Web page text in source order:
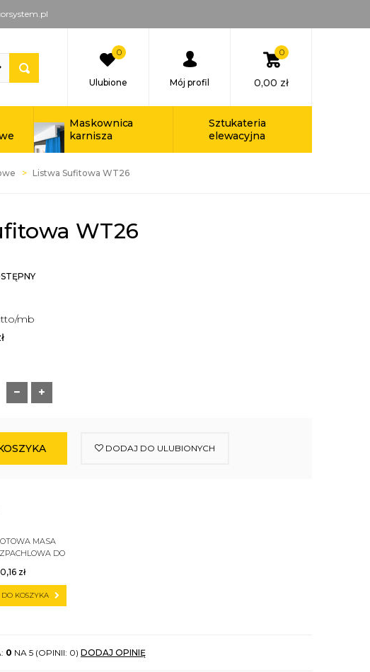
0
Ulubione Mój profil
0
0,00 zł
Maskownica
karnisza
Sztukateria
elewacyjna
Listwa Sufitowa WT26
WT26
mb
DODAJ DO ULUBIONYCH
MASA
DO
zł
DO KOSZYKA
0 NA 5 (OPINII: 0) DODAJ OPINIĘ